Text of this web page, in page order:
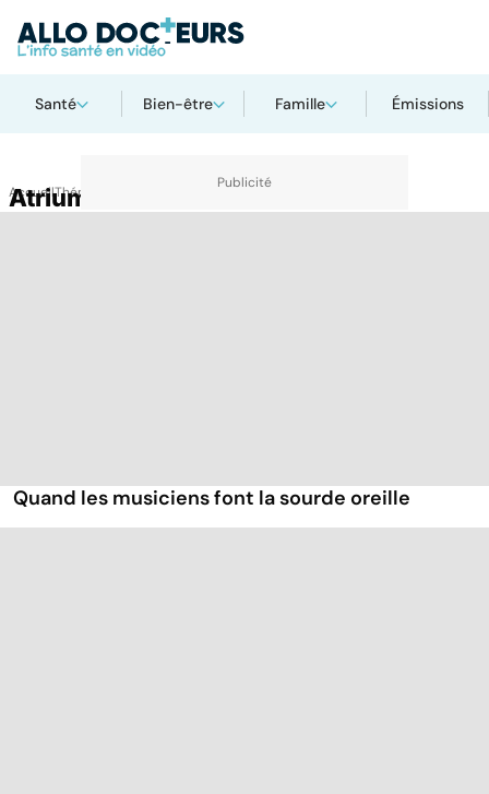
Santé Bien-être Famille Émissions
AccueilThématiques
Atrium
Quand les musiciens font la sourde oreille